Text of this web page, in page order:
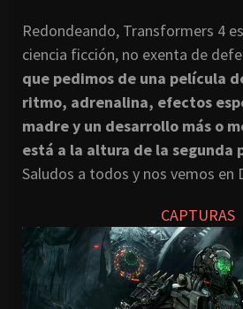
Redondeando, Transformers 4
ciencia ficción, no exenta de
que pedimos de una película
ritmo, adrenalina, efectos
madre y un desarrollo más o
está a la altura de la segunda
Saludos a todos y nos vemos en
CAPTURAS